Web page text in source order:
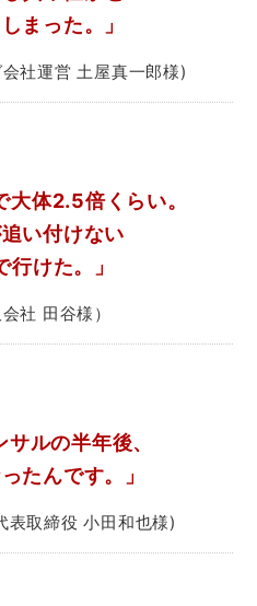
まった。」
社運営 土屋真一郎様)
大体2.5倍くらい。
い付けない
行けた。」
社 田谷様）
サルの半年後、
たんです。」
表取締役 小田和也様)